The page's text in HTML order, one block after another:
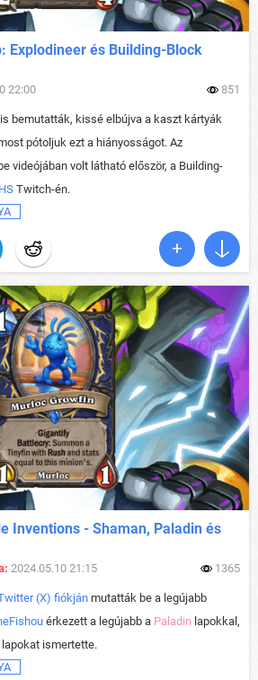
Explodineer és Building-Block
22:00 851
bemutatták, kissé elbújva a kaszt kártyák
pótoljuk ezt a hiányosságot. Az
videójában volt látható először, a Building-
Twitch-én.
Inventions - Shaman, Paladin és
2024.05.10 21:15 1365
(X) fiókján mutatták be a legújabb
érkezett a legújabb a Paladin lapokkal,
lapokat ismertette.